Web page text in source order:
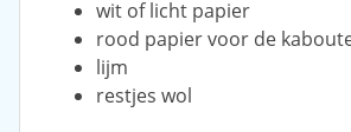
wit of licht papier
rood papier voor de
lijm
restjes wol